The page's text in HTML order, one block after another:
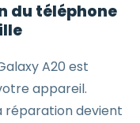
du téléphone
A20 est
appareil.
réparation devient